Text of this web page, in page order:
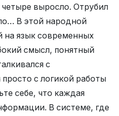
выросло. Отрубил
В этой народной
на язык современных
смысл, понятный
с
с логикой работы
себе, что каждая
В системе, где